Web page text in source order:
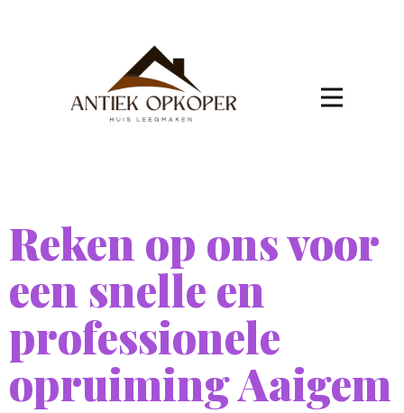
Reken op ons voor
een snelle en
professionele
opruiming Aaigem